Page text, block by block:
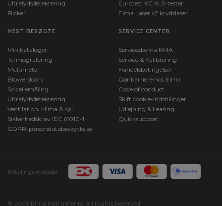
Ultralydsdetektering
Flicker
Eurotest XC KLS-tester
Elma Laser x2 krydslaser
MEST BESØGTE
Minikataloger
Termografering
Multimeter
Blowerdoors
Solcellemåling
Ultralydsdetektering
Ventilation, klima & køl
Sikkerhedskrav IEC 61010-1
GDPR-persondatabeskyttelse
SERVICE CENTER
Serviceskema RMA
Service & Kalibrering
Handelsbetingelser
Gør karriere hos Elma
Code of conduct
Skift cookie-indstillinger
Udlejning & Leasing
Quicksupport
Betalingsmetoder
© 2026 Elma Instruments. All Rights Reserved.